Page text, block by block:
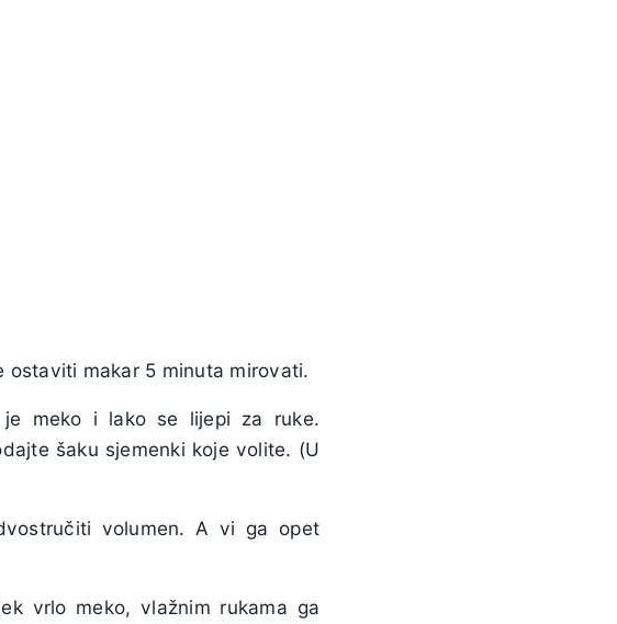
ostaviti makar 5 minuta mirovati.
meko i lako se lijepi za ruke.
šaku sjemenki koje volite. (U
volumen. A vi ga opet
vrlo meko, vlažnim rukama ga